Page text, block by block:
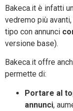
Bakeca.it è infatti
vedremo più
tipo con annunci
versione base).
Bakeca.it offre
permette di:
Portare al
annunci,